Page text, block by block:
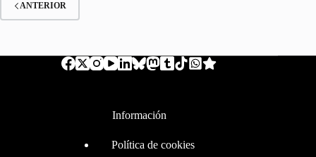
ANTERIOR
Información
Política de cookies